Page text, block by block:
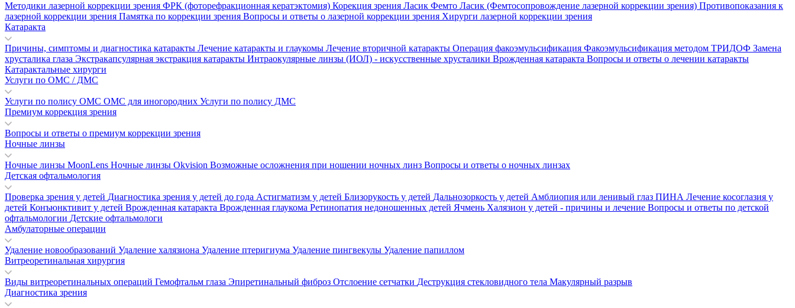
Методики лазерной коррекции зрения ФРК (фоторефракционная кератэктомия) Корекция зрения Ласик Фемто Ласик (Фемтосопровождение лазерной коррекции зрения) Противопоказания к
лазерной коррекции зрения Памятка по коррекции зрения Вопросы и ответы о лазерной коррекции зрения Хирурги лазерной коррекции зрения
Катаракта
Причины, симптомы и диагностика катаракты Лечение катаракты и глаукомы Лечение вторичной катаракты Операция факоэмульсификация Факоэмульсификация методом ТРИДОФ Замена
хрусталика глаза Экстракапсулярная экстракция катаракты Интраокулярные линзы (ИОЛ) - искусственные хрусталики Врожденная катаракта Вопросы и ответы о лечении катаракты
Катарактальные хирурги
Услуги по ОМС / ДМС
Услуги по полису ОМС ОМС для иногородних Услуги по полису ДМС
Премиум коррекция зрения
Вопросы и ответы о премиум коррекции зрения
Ночные линзы
Ночные линзы MoonLens Ночные линзы Okvision Возможные осложнения при ношении ночных линз Вопросы и ответы о ночных линзах
Детская офтальмология
Проверка зрения у детей Диагностика зрения у детей до года Астигматизм у детей Близорукость у детей Дальнозоркость у детей Амблиопия или ленивый глаз ПИНА Лечение косоглазия у
детей Конъюнктивит у детей Врожденная катаракта Врожденная глаукома Ретинопатия недоношенных детей Ячмень Халязион у детей - причины и лечение Вопросы и ответы по детской
офтальмологии Детские офтальмологи
Амбулаторные операции
Удаление новообразований Удаление халязиона Удаление птеригиума Удаление пингвекулы Удаление папиллом
Витреоретинальная хирургия
Виды витреоретинальных операций Гемофтальм глаза Эпиретинальный фиброз Отслоение сетчатки Деструкция стекловидного тела Макулярный разрыв
Диагностика зрения